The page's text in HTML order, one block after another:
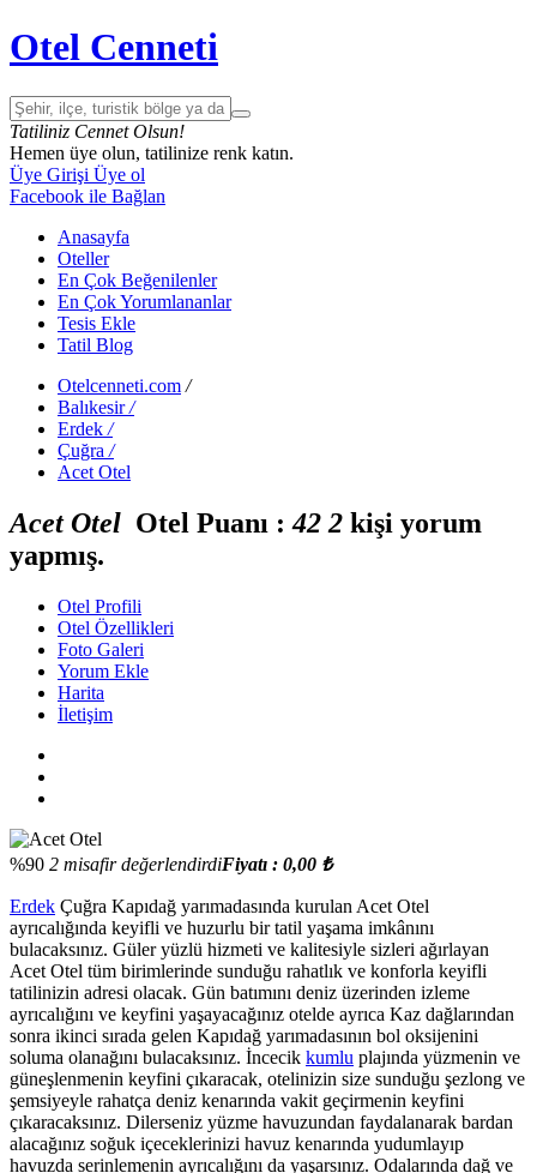
Otel Cenneti
Tatiliniz Cennet Olsun!
Hemen üye olun, tatilinize renk katın.
Üye Girişi Üye ol
Facebook ile Bağlan
Anasayfa
Oteller
En Çok Beğenilenler
En Çok Yorumlananlar
Tesis Ekle
Tatil Blog
Otelcenneti.com /
Balıkesir /
Erdek /
Çuğra /
Acet Otel
Acet Otel Otel Puanı :42 2 kişi yorum
yapmış.
Otel Profili
Otel Özellikleri
Foto Galeri
Yorum Ekle
Harita
İletişim
%90 2 misafir değerlendirdiFiyatı : 0,00 ₺
Erdek Çuğra Kapıdağ yarımadasında kurulan Acet Otel
ayrıcalığında keyifli ve huzurlu bir tatil yaşama imkânını
bulacaksınız. Güler yüzlü hizmeti ve kalitesiyle sizleri ağırlayan
Acet Otel tüm birimlerinde sunduğu rahatlık ve konforla keyifli
tatilinizin adresi olacak. Gün batımını deniz üzerinden izleme
ayrıcalığını ve keyfini yaşayacağınız otelde ayrıca Kaz dağlarından
sonra ikinci sırada gelen Kapıdağ yarımadasının bol oksijenini
soluma olanağını bulacaksınız. İncecik kumlu plajında yüzmenin ve
güneşlenmenin keyfini çıkaracak, otelinizin size sunduğu şezlong ve
şemsiyeyle rahatça deniz kenarında vakit geçirmenin keyfini
çıkaracaksınız. Dilerseniz yüzme havuzundan faydalanarak bardan
alacağınız soğuk içeceklerinizi havuz kenarında yudumlayıp
havuzda serinlemenin ayrıcalığını da yaşarsınız. Odalarında dağ ve